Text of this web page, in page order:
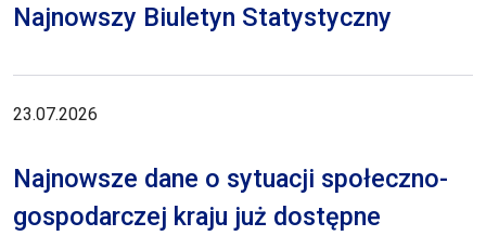
Najnowszy Biuletyn Statystyczny
23.07.2026
Najnowsze dane o sytuacji społeczno-
gospodarczej kraju już dostępne